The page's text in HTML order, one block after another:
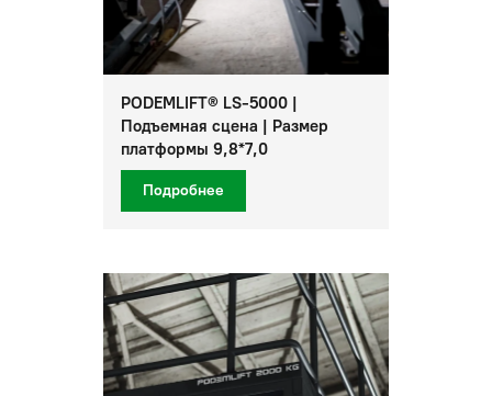
PODEMLIFT® LS-5000 |
Подъемная сцена | Размер
платформы 9,8*7,0
Подробнее